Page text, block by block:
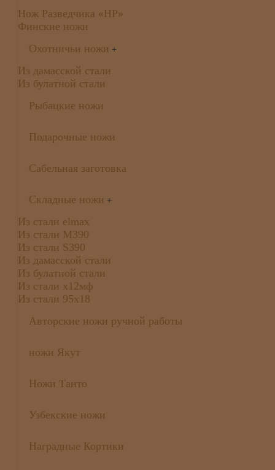
Нож Разведчика «НР»
Финские ножи
Охотничьи ножи +
Из дамасской стали
Из булатной стали
Рыбацкие ножи
Подарочные ножи
Сабельная заготовка
Складные ножи +
Из стали elmax
Из стали М390
Из стали S390
Из дамасской стали
Из булатной стали
Из стали х12мф
Из стали 95х18
Авторские ножи ручной работы
ножи Якут
Ножи Танто
Узбекские ножи
Наградные Кортики